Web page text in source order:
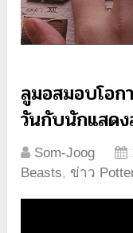
ลูมอสมอบโอก
วันกับนักแสด
Som-Joog
Beasts, ข่าว